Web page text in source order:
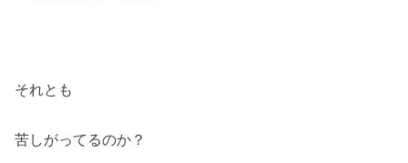
それとも
苦しがってるのか？